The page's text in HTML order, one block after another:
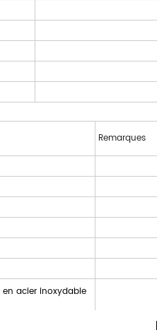
Remarques
acier inoxydable